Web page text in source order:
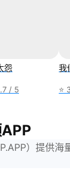
怨
/ 5
我
⭐
）提供